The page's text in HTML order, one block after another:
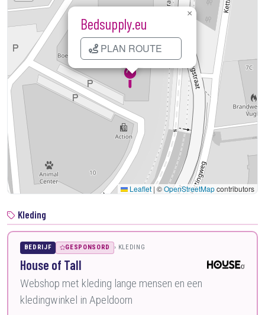
Kaart laden...
Bedsupply.eu
PLAN ROUTE
×
Leaflet | ©OpenStreetMapcontributors
Kleding
BEDRIJF GESPONSORD KLEDING
House of Tall
Webshop met kleding lange mensen en een
kledingwinkel in Apeldoorn